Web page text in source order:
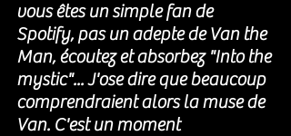
vous êtes un simple fan de
Spotify, pas un adepte de Van the
Man, écoutez et absorbez "Into the
mystic"... J'ose dire que beaucoup
comprendraient alors la muse de
Van. C'est un moment